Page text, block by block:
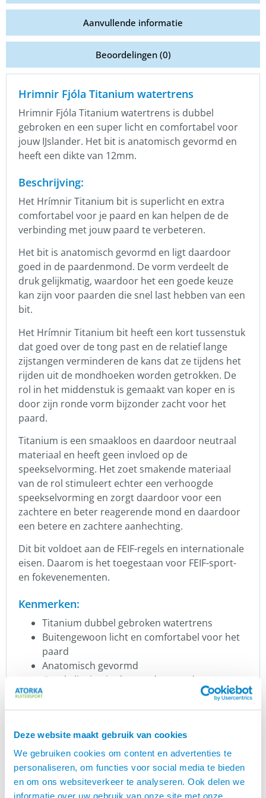
Deze website maakt gebruik van cookies
We gebruiken cookies om content en advertenties te
personaliseren, om functies voor social media te bieden
en om ons websiteverkeer te analyseren. Ook delen we
Aanvullende informatie
Beoordelingen (0)
Hrimnir Fjóla Titanium watertrens
Hrimnir Fjóla Titanium watertrens is dubbel
gebroken en een super licht en comfortabel voor
jouw IJslander. Het bit is anatomisch gevormd en
heeft een dikte van 12mm.
Beschrijving:
Het Hrímnir Titanium bit is superlicht en extra
comfortabel voor je paard en kan helpen de de
verbinding met jouw paard te verbeteren.
Het bit is anatomisch gevormd en ligt daardoor
goed in de paardenmond. De vorm verdeelt de
druk gelijkmatig, waardoor het een goede keuze
kan zijn voor paarden die snel last hebben van een
bit.
Het Hrímnir Titanium bit heeft een kort tussenstuk
dat goed over de tong past en de relatief lange
zijstangen verminderen de kans dat ze tijdens het
rijden uit de mondhoeken worden getrokken. De
rol in het middenstuk is gemaakt van koper en is
door zijn ronde vorm bijzonder zacht voor het
paard.
Titanium is een smaakloos en daardoor neutraal
materiaal en heeft geen invloed op de
speekselvorming. Het zoet smakende materiaal
van de rol stimuleert echter een verhoogde
speekselvorming en zorgt daardoor voor een
zachtere en beter reagerende mond en daardoor
een betere en zachtere aanhechting.
Dit bit voldoet aan de FEIF-regels en internationale
eisen. Daarom is het toegestaan ​​voor FEIF-sport-
en fokevenementen.
Kenmerken:
Titanium dubbel gebroken watertrens
Buitengewoon licht en comfortabel voor het
paard
Anatomisch gevormd
Goede ligging in de paardenmond
Gelijkmatige drukverdeling
Kort tussenstuk, dat goed over de tong past
Ronde koperen rol in het middenstuk
(materiaal met een zoete smaak voor
verhoogde speekselproductie)
Hoogwaardige afwerking en Hrímnir-logo
EUIPO-geregistreerd ontwerp